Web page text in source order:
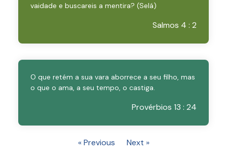
vaidade e buscareis a mentira? (Selá)
Salmos 4 : 2
O que retém a sua vara aborrece a seu filho, mas
o que o ama, a seu tempo, o castiga.
Provérbios 13 : 24
« Previous Next »